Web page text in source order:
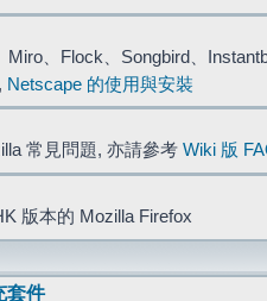
Miro、Flock、Songbird、
, Netscape 的使用與安裝
常見問題, 亦請參考 Wiki 版
版本的 Mozilla Firefox
套件